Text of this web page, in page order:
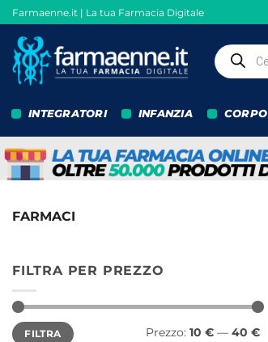
Salta
ai
contenuti
Farmaenne.it | La tua Farmacia Digitale
Ricerca
prodotti
INTEGRATORI INFANZIA CORPO
FARMACI
FILTRA PER PREZZO
Prezzo
Min
Prezzo
MaxFILTRA Prezzo: 10 € — 40 €